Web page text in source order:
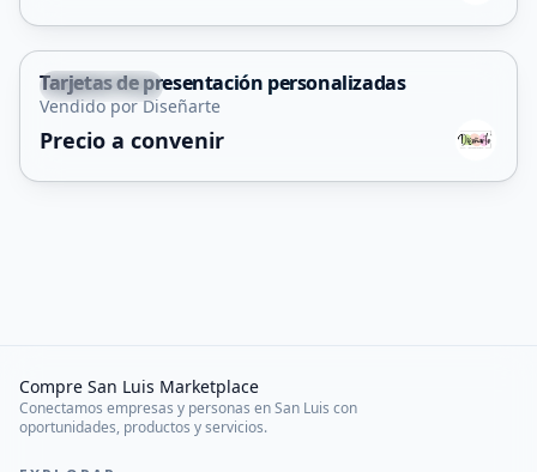
Cortaderas
Tarjetas de presentación personalizadas
Vendido por Diseñarte
Precio a convenir
Compre San Luis Marketplace
Conectamos empresas y personas en San Luis con
oportunidades, productos y servicios.